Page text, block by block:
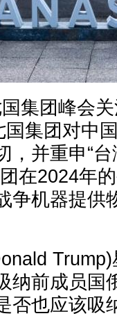
集团峰会
集团对中
，并重申“
在2024年
争机器提供
纳前成员国
否也应该吸